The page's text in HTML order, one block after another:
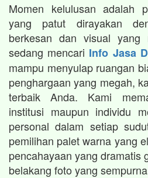
Momen kelulusan adalah
yang patut dirayakan
berkesan dan visual yang
sedang mencari Info Jasa
mampu menyulap ruangan
penghargaan yang megah,
terbaik Anda. Kami
institusi maupun individu
personal dalam setiap
pemilihan palet warna yang
pencahayaan yang dramatis
belakang foto yang